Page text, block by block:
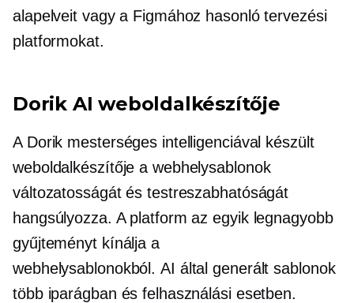
alapelveit vagy a Figmához hasonló tervezési
platformokat.
Dorik AI weboldalkészítője
A Dorik mesterséges intelligenciával készült
weboldalkészítője a webhelysablonok
változatosságát és testreszabhatóságát
hangsúlyozza. A platform az egyik legnagyobb
gyűjteményt kínálja a
webhelysablonokból. AI által generált sablonok
több iparágban és felhasználási esetben.